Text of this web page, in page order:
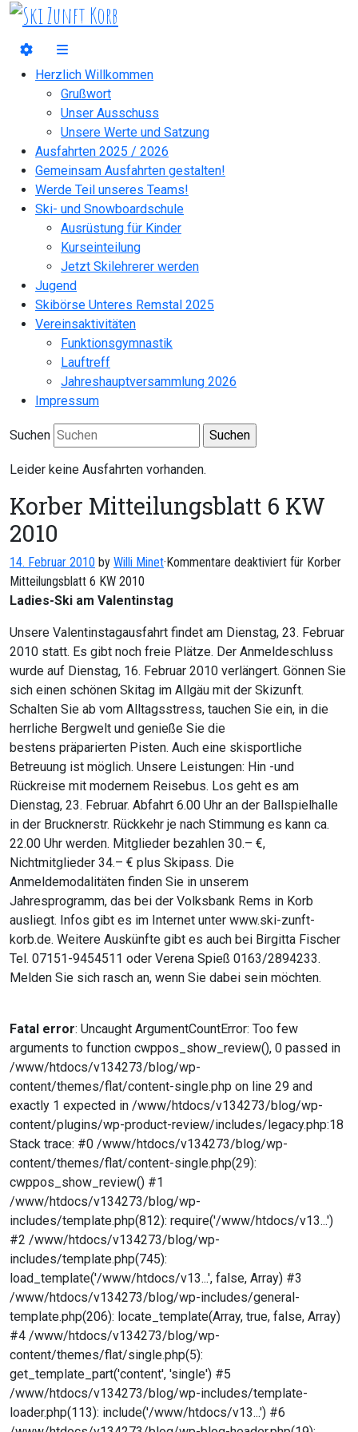
Herzlich Willkommen
Grußwort
Unser Ausschuss
Unsere Werte und Satzung
Ausfahrten 2025 / 2026
Gemeinsam Ausfahrten gestalten!
Werde Teil unseres Teams!
Ski- und Snowboardschule
Ausrüstung für Kinder
Kurseinteilung
Jetzt Skilehrerer werden
Jugend
Skibörse Unteres Remstal 2025
Vereinsaktivitäten
Funktionsgymnastik
Lauftreff
Jahreshauptversammlung 2026
Impressum
Suchen
Leider keine Ausfahrten vorhanden.
Korber Mitteilungsblatt 6 KW
2010
14. Februar 2010 by Willi Minet·Kommentare deaktiviert für Korber
Mitteilungsblatt 6 KW 2010
Ladies-Ski am Valentinstag
Unsere Valentinstagausfahrt findet am Dienstag, 23. Februar
2010 statt. Es gibt noch freie Plätze. Der Anmeldeschluss
wurde auf Dienstag, 16. Februar 2010 verlängert. Gönnen Sie
sich einen schönen Skitag im Allgäu mit der Skizunft.
Schalten Sie ab vom Alltagsstress, tauchen Sie ein, in die
herrliche Bergwelt und genieße Sie die
bestens präparierten Pisten. Auch eine skisportliche
Betreuung ist möglich. Unsere Leistungen: Hin -und
Rückreise mit modernem Reisebus. Los geht es am
Dienstag, 23. Februar. Abfahrt 6.00 Uhr an der Ballspielhalle
in der Brucknerstr. Rückkehr je nach Stimmung es kann ca.
22.00 Uhr werden. Mitglieder bezahlen 30.– €,
Nichtmitglieder 34.– € plus Skipass. Die
Anmeldemodalitäten finden Sie in unserem
Jahresprogramm, das bei der Volksbank Rems in Korb
ausliegt. Infos gibt es im Internet unter www.ski-zunft-
korb.de. Weitere Auskünfte gibt es auch bei Birgitta Fischer
Tel. 07151-9454511 oder Verena Spieß 0163/2894233.
Melden Sie sich rasch an, wenn Sie dabei sein möchten.
Fatal error: Uncaught ArgumentCountError: Too few
arguments to function cwppos_show_review(), 0 passed in
/www/htdocs/v134273/blog/wp-
content/themes/flat/content-single.php on line 29 and
exactly 1 expected in /www/htdocs/v134273/blog/wp-
content/plugins/wp-product-review/includes/legacy.php:18
Stack trace: #0 /www/htdocs/v134273/blog/wp-
content/themes/flat/content-single.php(29):
cwppos_show_review() #1
/www/htdocs/v134273/blog/wp-
includes/template.php(812): require('/www/htdocs/v13...')
#2 /www/htdocs/v134273/blog/wp-
includes/template.php(745):
load_template('/www/htdocs/v13...', false, Array) #3
/www/htdocs/v134273/blog/wp-includes/general-
template.php(206): locate_template(Array, true, false, Array)
#4 /www/htdocs/v134273/blog/wp-
content/themes/flat/single.php(5):
get_template_part('content', 'single') #5
/www/htdocs/v134273/blog/wp-includes/template-
loader.php(113): include('/www/htdocs/v13...') #6